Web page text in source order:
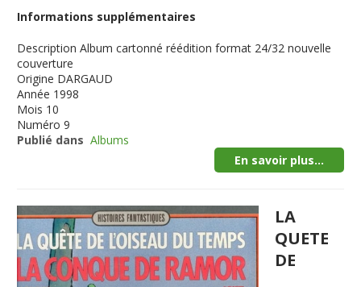
Informations supplémentaires
Description Album cartonné réédition format 24/32 nouvelle
couverture
Origine DARGAUD
Année 1998
Mois 10
Numéro 9
Publié dans Albums
En savoir plus...
LA
QUETE
DE